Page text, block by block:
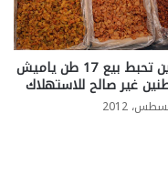
التموين تحبط بيع 17 طن ياميش
غير صالح للاستهلاك